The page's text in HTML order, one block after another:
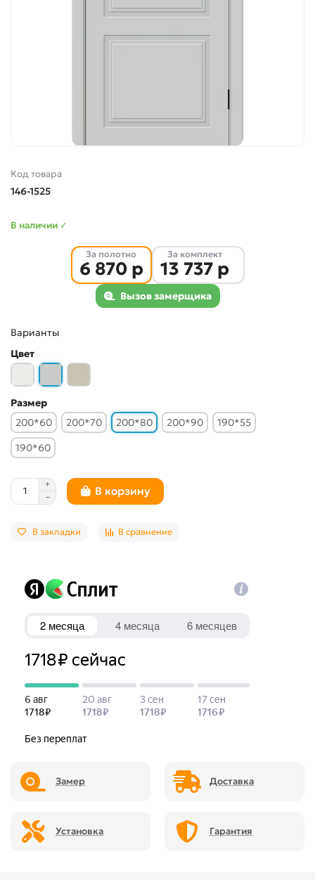
Код товара
146-1525
В наличии ✓
За полотно
6 870 р
За комплект
13 737 р
Вызов замерщика
Варианты
Цвет
Размер
200*60
200*70 200*80 200*90
190*55
190*60
В корзину
В закладки В сравнение
Замер Доставка
Установка Гарантия